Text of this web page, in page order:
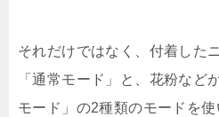
それだけではなく、付着した
「通常モード」と、花粉など
モード」の2種類のモードを